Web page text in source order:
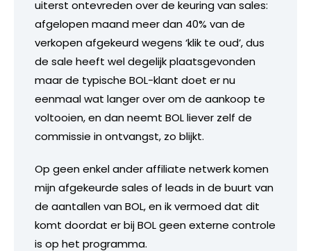
uiterst ontevreden over de keuring van sales:
afgelopen maand meer dan 40% van de
verkopen afgekeurd wegens ‘klik te oud’, dus
de sale heeft wel degelijk plaatsgevonden
maar de typische BOL-klant doet er nu
eenmaal wat langer over om de aankoop te
voltooien, en dan neemt BOL liever zelf de
commissie in ontvangst, zo blijkt.
Op geen enkel ander affiliate netwerk komen
mijn afgekeurde sales of leads in de buurt van
de aantallen van BOL, en ik vermoed dat dit
komt doordat er bij BOL geen externe controle
is op het programma.